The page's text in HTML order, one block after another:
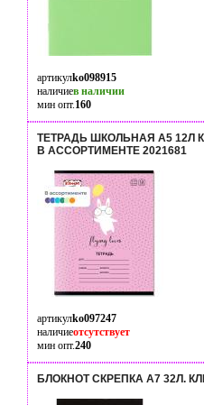
артикулko098915
наличиев наличии
мин опт.160
ТЕТРАДЬ ШКОЛЬНАЯ А5 12Л
В АССОРТИМЕНТЕ 2021681
артикулko097247
наличиеотсутствует
мин опт.240
БЛОКНОТ СКРЕПКА А7 32Л.